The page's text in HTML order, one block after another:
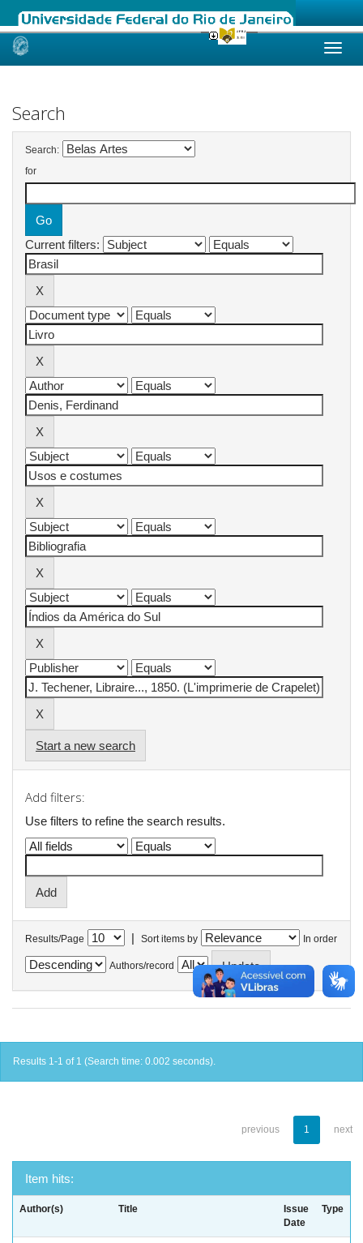
Skip
Search
Search:
for
Current filters:
Start a new search
Add filters:
Use filters to refine the search results.
Results/Page | Sort items by In order
Authors/record
Results 1-1 of 1 (Search time: 0.002 seconds).
previous 1 next
Item hits:
Author(s) Title
Issue
Date
Type